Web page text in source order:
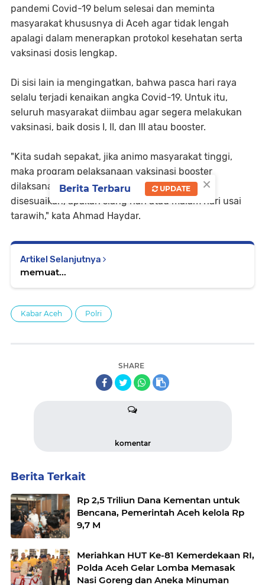
pandemi Covid-19 belum selesai dan meminta
masyarakat khususnya di Aceh agar tidak lengah
apalagi dalam menerapkan protokol kesehatan serta
vaksinasi dosis lengkap.
Di sisi lain ia mengingatkan, bahwa pasca hari raya
selalu terjadi kenaikan angka Covid-19. Untuk itu,
seluruh masyarakat diimbau agar segera melakukan
vaksinasi, baik dosis I, II, dan III atau booster.
"Kita sudah sepakat, jika animo masyarakat tinggi,
maka program pelaksanaan vaksinasi booster
dilaksanakan sampai H-1. Nanti, jadwalnya
disesuaikan, apakah siang hari atau malam hari usai
tarawih," kata Ahmad Haydar.
Artikel Selanjutnya
memuat...
Kabar Aceh Polri
SHARE
komentar
Berita Terkait
Rp 2,5 Triliun Dana Kementan untuk
Bencana, Pemerintah Aceh kelola Rp
9,7 M
Meriahkan HUT Ke-81 Kemerdekaan RI,
Polda Aceh Gelar Lomba Memasak
Nasi Goreng dan Aneka Minuman
×
Berita Terbaru UPDATE